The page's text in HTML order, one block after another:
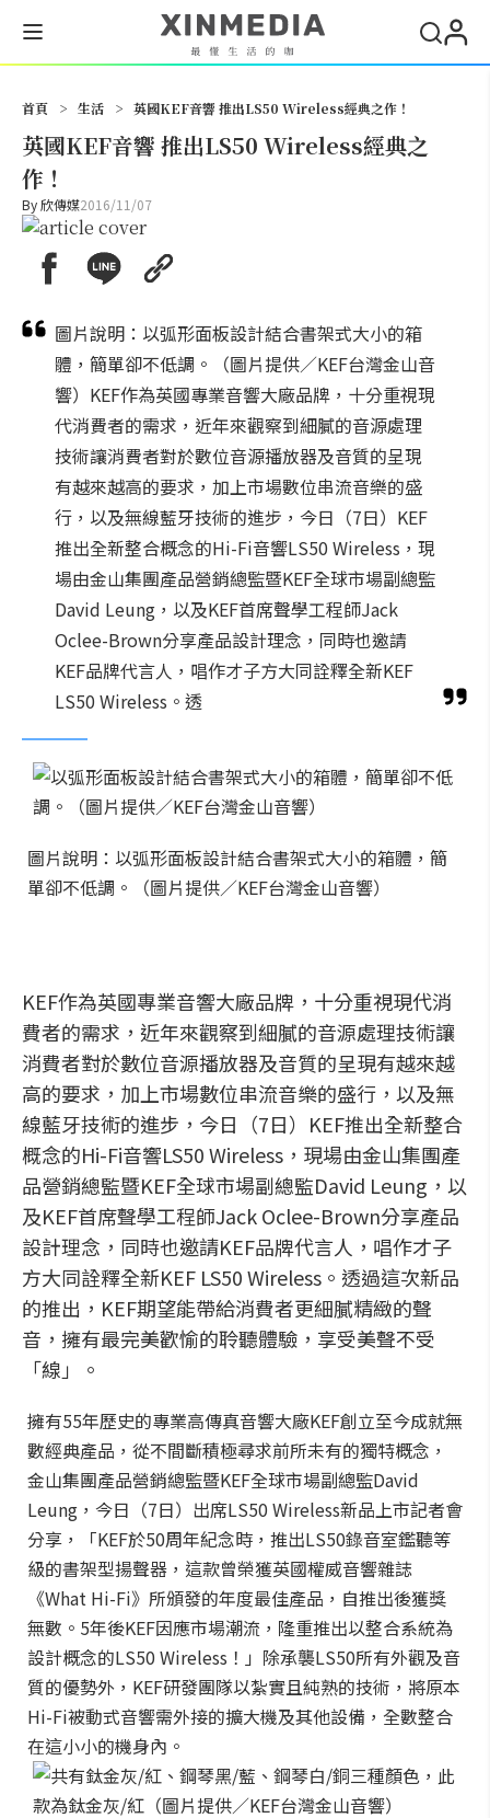
首頁 > 生活 > 英國KEF音響 推出LS50 Wireless經典之作！
英國KEF音響 推出LS50 Wireless經典之
作！
By欣傳媒2016/11/07
圖片說明：以弧形面板設計結合書架式大小的箱
體，簡單卻不低調。（圖片提供／KEF台灣金山音
響）KEF作為英國專業音響大廠品牌，十分重視現
代消費者的需求，近年來觀察到細膩的音源處理
技術讓消費者對於數位音源播放器及音質的呈現
有越來越高的要求，加上市場數位串流音樂的盛
行，以及無線藍牙技術的進步，今日（7日）KEF
推出全新整合概念的Hi-Fi音響LS50 Wireless，現
場由金山集團產品營銷總監暨KEF全球市場副總監
David Leung，以及KEF首席聲學工程師Jack
Oclee-Brown分享產品設計理念，同時也邀請
KEF品牌代言人，唱作才子方大同詮釋全新KEF
LS50 Wireless。透
圖片說明：以弧形面板設計結合書架式大小的箱體，簡
單卻不低調。（圖片提供／KEF台灣金山音響）
KEF作為英國專業音響大廠品牌，十分重視現代消
費者的需求，近年來觀察到細膩的音源處理技術讓
消費者對於數位音源播放器及音質的呈現有越來越
高的要求，加上市場數位串流音樂的盛行，以及無
線藍牙技術的進步，今日（7日）KEF推出全新整合
概念的Hi-Fi音響LS50 Wireless，現場由金山集團產
品營銷總監暨KEF全球市場副總監David Leung，以
及KEF首席聲學工程師Jack Oclee-Brown分享產品
設計理念，同時也邀請KEF品牌代言人，唱作才子
方大同詮釋全新KEF LS50 Wireless。透過這次新品
的推出，KEF期望能帶給消費者更細膩精緻的聲
音，擁有最完美歡愉的聆聽體驗，享受美聲不受
「線」。
擁有55年歷史的專業高傳真音響大廠KEF創立至今成就無
數經典產品，從不間斷積極尋求前所未有的獨特概念，
金山集團產品營銷總監暨KEF全球市場副總監David
Leung，今日（7日）出席LS50 Wireless新品上市記者會
分享，「KEF於50周年紀念時，推出LS50錄音室鑑聽等
級的書架型揚聲器，這款曾榮獲英國權威音響雜誌
《What Hi-Fi》所頒發的年度最佳產品，自推出後獲獎
無數。5年後KEF因應市場潮流，隆重推出以整合系統為
設計概念的LS50 Wireless！」除承襲LS50所有外觀及音
質的優勢外，KEF研發團隊以紮實且純熟的技術，將原本
Hi-Fi被動式音響需外接的擴大機及其他設備，全數整合
在這小小的機身內。